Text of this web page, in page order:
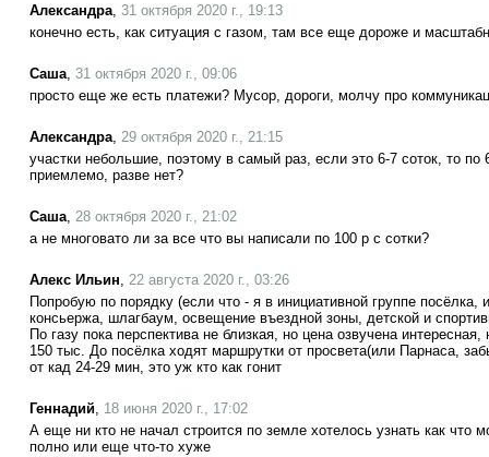
Александра, 31 октября 2020 г., 19:13
конечно есть, как ситуация с газом, там все еще дороже и
Саша, 31 октября 2020 г., 09:06
просто еще же есть платежи? Мусор, дороги, молчу про
Александра, 29 октября 2020 г., 21:15
участки небольшие, поэтому в самый раз, если это 6-7 соток, то по
приемлемо, разве нет?
Саша, 28 октября 2020 г., 21:02
а не многовато ли за все что вы написали по 100 р с сотки?
Алекс Ильин, 22 августа 2020 г., 03:26
Попробую по порядку (если что - я в инициативной группе посёлка,
консьержа, шлагбаум, освещение въездной зоны, детской и
По газу пока перспектива не близкая, но цена озвучена
150 тыс. До посёлка ходят маршрутки от просвета(или Парнаса,
от кад 24-29 мин, это уж кто как гонит
Геннадий, 18 июня 2020 г., 17:02
А еще ни кто не начал строится по земле хотелось узнать как что
полно или еще что-то хуже